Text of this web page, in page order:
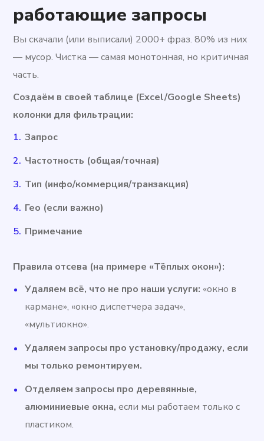
работающие запросы
Вы скачали (или выписали) 2000+ фраз. 80% из них
— мусор. Чистка — самая монотонная, но критичная
часть.
Создаём в своей таблице (Excel/Google Sheets)
колонки для фильтрации:
Запрос
Частотность (общая/точная)
Тип (инфо/коммерция/транзакция)
Гео (если важно)
Примечание
Правила отсева (на примере «Тёплых окон»):
Удаляем всё, что не про наши услуги: «окно в
кармане», «окно диспетчера задач»,
«мультиокно».
Удаляем запросы про установку/продажу, если
мы только ремонтируем.
Отделяем запросы про деревянные,
алюминиевые окна, если мы работаем только с
пластиком.